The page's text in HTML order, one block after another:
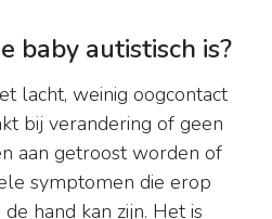
baby autistisch is?
lacht, weinig oogcontact
bij verandering of geen
aan getroost worden of
symptomen die erop
hand kan zijn. Het is